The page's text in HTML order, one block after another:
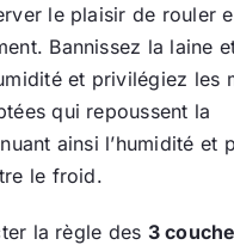
le plaisir de rouler
Bannissez la laine
et privilégiez les
qui repoussent la
ainsi l’humidité et
le froid.
la règle des 3